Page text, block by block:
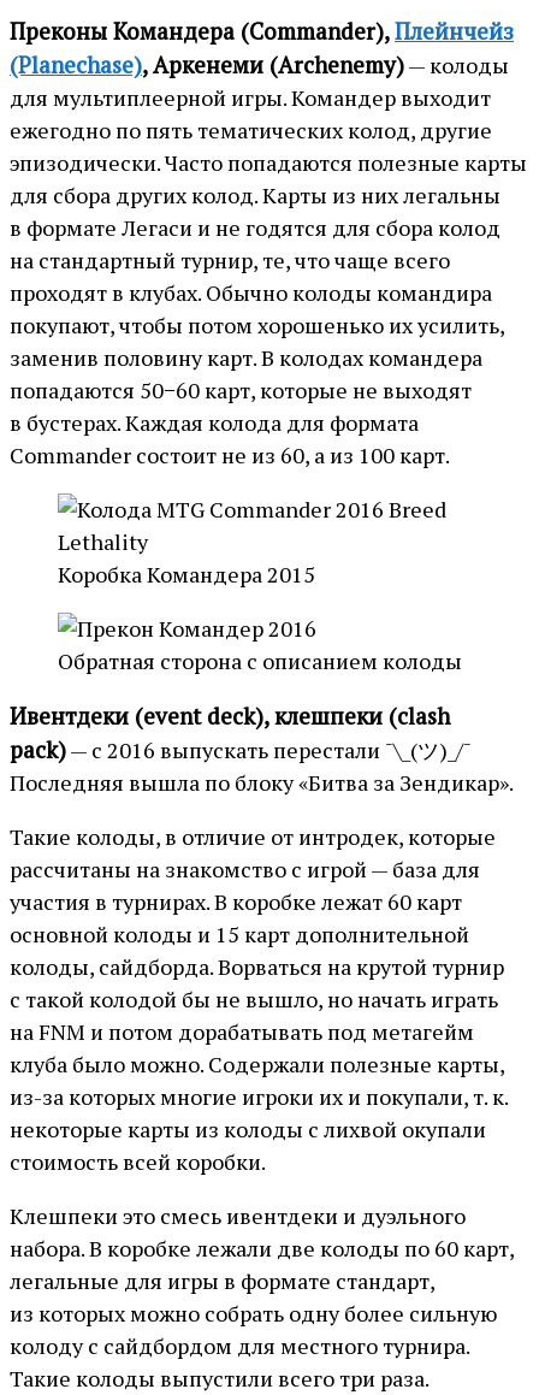
Преконы Командера (Commander),Плейнчейз
(Planechase), Аркенеми (Archenemy)— колоды
для мультиплеерной игры. Командер выходит
ежегодно по пять тематических колод, другие
эпизодически. Часто попадаются полезные карты
для сбора других колод. Карты из них легальны
в формате Легаси и не годятся для сбора колод
на стандартный турнир, те, что чаще всего
проходят в клубах. Обычно колоды командира
покупают, чтобы потом хорошенько их усилить,
заменив половину карт. В колодах командера
попадаются 50−60 карт, которые не выходят
в бустерах. Каждая колода для формата
Commander состоит не из 60, а из 100 карт.
Коробка Командера 2015
Обратная сторона с описанием колоды
Ивентдеки (event deck), клешпеки (clash
pack)— с 2016 выпускать перестали ¯\_(ツ)_/¯
Последняя вышла по блоку «Битва за Зендикар».
Такие колоды, в отличие от интродек, которые
рассчитаны на знакомство с игрой — база для
участия в турнирах. В коробке лежат 60 карт
основной колоды и 15 карт дополнительной
колоды, сайдборда. Ворваться на крутой турнир
с такой колодой бы не вышло, но начать играть
на FNM и потом дорабатывать под метагейм
клуба было можно. Содержали полезные карты,
из-за которых многие игроки их и покупали, т. к.
некоторые карты из колоды с лихвой окупали
стоимость всей коробки.
Клешпеки это смесь ивентдеки и дуэльного
набора. В коробке лежали две колоды по 60 карт,
легальные для игры в формате стандарт,
из которых можно собрать одну более сильную
колоду с сайдбордом для местного турнира.
Такие колоды выпустили всего три раза.